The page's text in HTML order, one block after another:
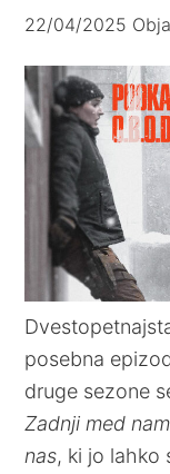
22/04/2025
posebna
druge sezone
Zadnji med
nas, ki jo lahko